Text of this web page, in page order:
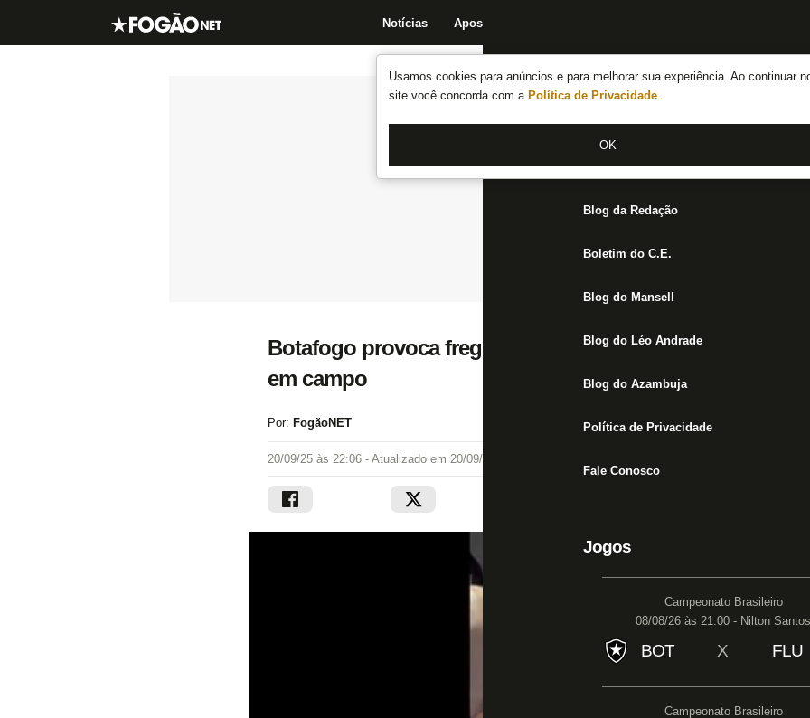
Usamos cookies para anúncios e para melhorar sua experiência. Ao continuar
site você concorda com a Política de Privacidade .
OK
Notícias Apostas
Notícias do Botafogo
Fórum
Jogos
Blog da Redação
Boletim do C.E.
Blog do Mansell
Blog do Léo Andrade
Blog do Azambuja
Política de Privacidade
Fale Conosco
Jogos
Campeonato Brasileiro
08/08/26 às 21:00 - Nilton Santos
BOT X FLU
Campeonato Brasileiro
Botafogo provoca freguês Atlético-MG após mais uma
em campo
Por: FogãoNET
20/09/25 às 22:06 - Atualizado em 20/09/25 às 22:23